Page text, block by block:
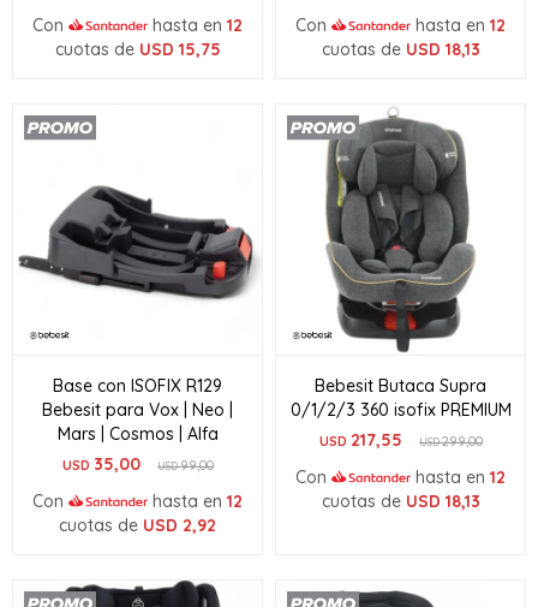
Con hasta en 12
cuotas de USD 15,75
Con hasta en 12
cuotas de USD 18,13
Base con ISOFIX R129
Bebesit para Vox | Neo |
Mars | Cosmos | Alfa
USD 35,00 USD99,00
Con hasta en 12
cuotas de USD 2,92
Bebesit Butaca Supra
0/1/2/3 360 isofix PREMIUM
USD 217,55 USD299,00
Con hasta en 12
cuotas de USD 18,13